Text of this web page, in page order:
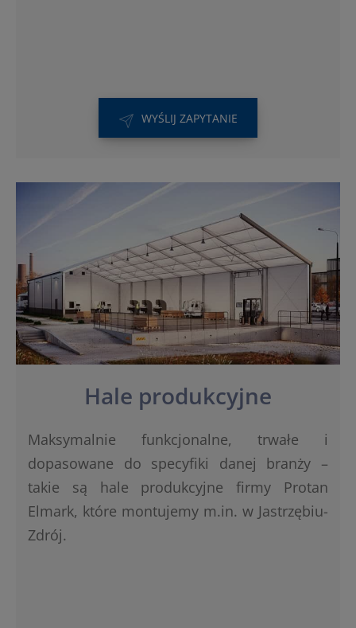
WYŚLIJ ZAPYTANIE
Hale produkcyjne
Maksymalnie funkcjonalne, trwałe i
dopasowane do specyfiki danej branży –
takie są hale produkcyjne firmy Protan
Elmark, które montujemy m.in. w Jastrzębiu-
Zdrój.